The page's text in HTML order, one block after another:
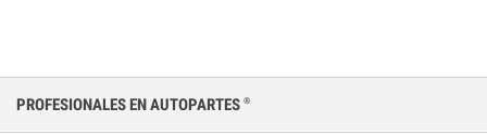
PROFESIONALES EN AUTOPARTES ®